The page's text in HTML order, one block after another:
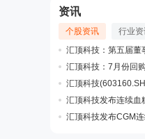
资讯
个股资讯
行业
汇顶科技：第五届董
汇顶科技：7月份回
汇顶科技
汇顶科技发布连续血
汇顶科技发布CGM